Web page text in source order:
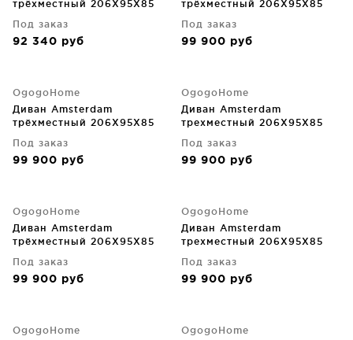
трёхместный 206X95X85
Под заказ
92 340 руб
трёхместный 206X95X85
Под заказ
99 900 руб
OgogoHome
Диван Amsterdam
трёхместный 206X95X85
Под заказ
99 900 руб
OgogoHome
Диван Amsterdam
трехместный 206X95X85
Под заказ
99 900 руб
OgogoHome
Диван Amsterdam
трёхместный 206X95X85
Под заказ
99 900 руб
OgogoHome
Диван Amsterdam
трехместный 206X95X85
Под заказ
99 900 руб
OgogoHome
OgogoHome